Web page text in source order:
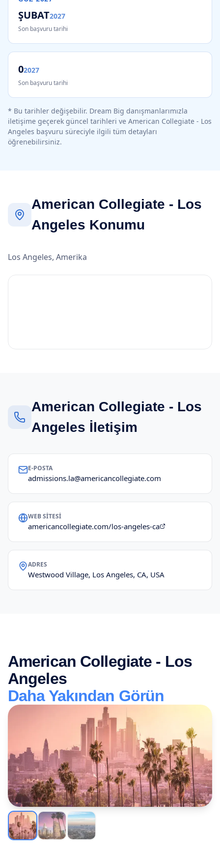
ŞUBAT2027
Son başvuru tarihi
02027
Son başvuru tarihi
* Bu tarihler değişebilir. Dream Big danışmanlarımızla
iletişime geçerek güncel tarihleri ve American Collegiate - Los
Angeles başvuru süreciyle ilgili tüm detayları
öğrenebilirsiniz.
American Collegiate - Los
Angeles Konumu
Los Angeles, Amerika
American Collegiate - Los
Angeles İletişim
E-POSTA
admissions.la@americancollegiate.com
WEB SITESI
americancollegiate.com/los-angeles-ca
ADRES
Westwood Village, Los Angeles, CA, USA
American Collegiate - Los
Angeles
Daha Yakından Görün